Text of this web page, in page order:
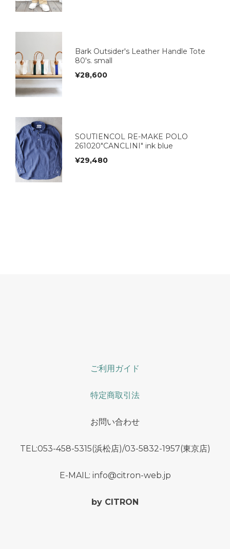
Bark Outsider's Leather Handle Tote
80's. small
¥28,600
SOUTIENCOL RE-MAKE POLO
261020"CANCLINI" ink blue
¥29,480
ご利用ガイド
特定商取引法
お問い合わせ
TEL:053-458-5315(浜松店)/03-5832-1957(東京店)
E-MAIL: info@citron-web.jp
by CITRON